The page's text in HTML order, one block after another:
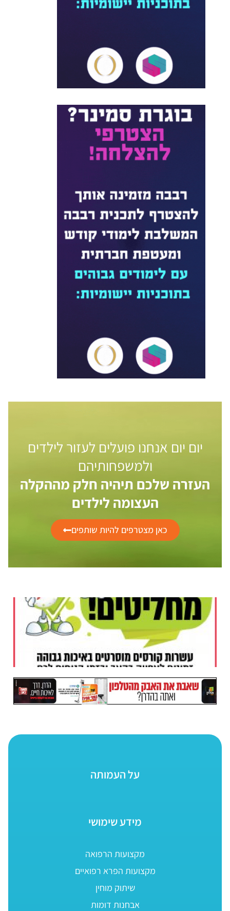
יום יום אנחנו פועלים לעזור לילדים
ולמשפחותיהם
העזרה שלכם תיהיה חלק מההקלה
העצומה לילדים
כאן מצטרפים להיות שותפים
על העמותה
מידע שימושי
מקצועות הרפואה
מקצועות הפרא רפואיים
שיתוק מוחין
אבחנות דומות